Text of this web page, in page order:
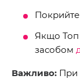
Покрийте
Якщо Топ
засобом
Важливо: При